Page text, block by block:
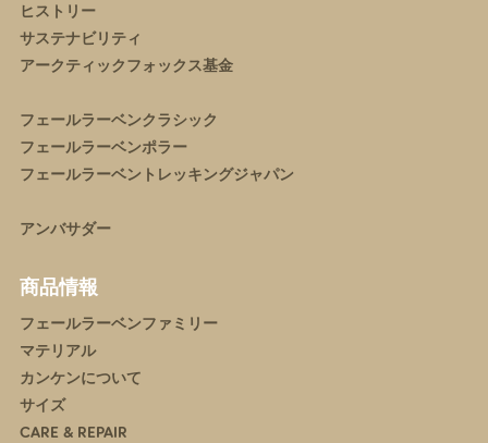
ヒストリー
サステナビリティ
アークティックフォックス基金
フェールラーベンクラシック
フェールラーベンポラー
フェールラーベントレッキングジャパン
アンバサダー
商品情報
フェールラーベンファミリー
マテリアル
カンケンについて
サイズ
CARE & REPAIR